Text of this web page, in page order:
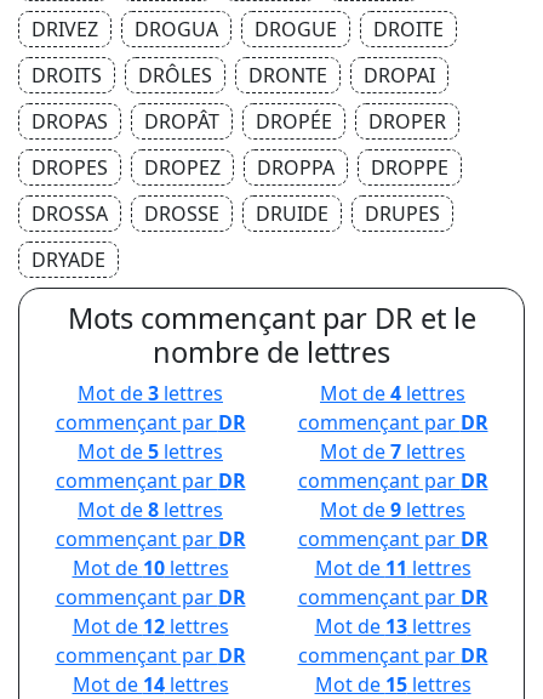
DRIVEZ
DROGUA DROGUE
DROITE
DROITS
DRÔLES DRONTE
DROPAI
DROPAS
DROPÂT DROPÉE
DROPER
DROPES
DROPEZ DROPPA
DROPPE
DROSSA
DROSSE DRUIDE
DRUPES
DRYADE
Mots commençant par DR et le
nombre de lettres
Mot de3 lettres
commençant par DR
Mot de4 lettres
commençant par DR
Mot de5 lettres
commençant par DR
Mot de7 lettres
commençant par DR
Mot de8 lettres
commençant par DR
Mot de9 lettres
commençant par DR
Mot de 10lettres
commençant par DR
Mot de 11 lettres
commençant par DR
Mot de 12lettres
commençant par DR
Mot de 13lettres
commençant par DR
Mot de 14lettres
Mot de 15lettres